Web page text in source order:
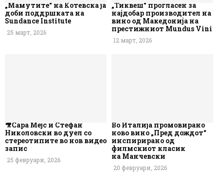
„Мамутите“ на Котевска ја
доби поддршката на
Sundance Institute
25 март, 2026
„Тиквеш“ прогласен за
најдобар производител на
вино од Македонија на
престижниот Mundus Vini
12 март, 2026
🎥Сара Мејс и Стефан
Николовски во дуел со
стереотипите во нов видео
запис
25 февруари, 2026
Во Италија промовирано
ново вино „Пред дождот“
инспирирано од
филмскиот класик
на Манчевски
20 февруари, 2026